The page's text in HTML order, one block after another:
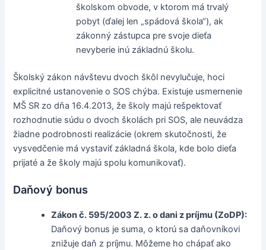
školskom obvode, v ktorom má trvalý
pobyt (ďalej len „spádová škola“), ak
zákonný zástupca pre svoje dieťa
nevyberie inú základnú školu.
Školský zákon návštevu dvoch škôl nevylučuje, hoci
explicitné ustanovenie o SOS chýba. Existuje usmernenie
MŠ SR zo dňa 16.4.2013, že školy majú rešpektovať
rozhodnutie súdu o dvoch školách pri SOS, ale neuvádza
žiadne podrobnosti realizácie (okrem skutočnosti, že
vysvedčenie má vystaviť základná škola, kde bolo dieťa
prijaté a že školy majú spolu komunikovať).
Daňový bonus
Zákon č. 595/2003 Z. z. o dani z príjmu (ZoDP):
Daňový bonus je suma, o ktorú sa daňovníkovi
znižuje daň z príjmu. Môžeme ho chápať ako